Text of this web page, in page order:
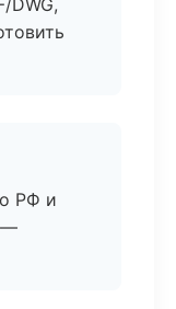
DWG,
РФ и
—